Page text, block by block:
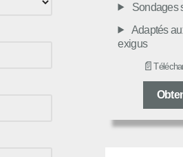
Sondages
Adaptés
exigus
📄